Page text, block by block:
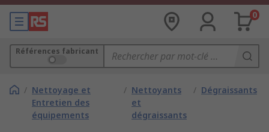
0
Références fabricant
/ Nettoyage et
Entretien des
équipements
/ Nettoyants
et
dégraissants
/ Dégraissants